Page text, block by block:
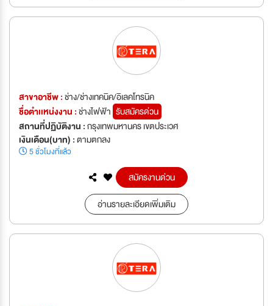
สาขาอาชีพ :ช่าง/ช่างเทคนิค/อิเลคโทรนิค
ชื่อตำเเหน่งงาน :ช่างไฟฟ้า รับสมัครด่วน
สถานที่ปฏิบัติงาน :กรุงเทพมหานคร เขตประเวศ
เงินเดือน(บาท) :ตามตกลง
5 ชั่วโมงที่แล้ว
สมัครงานด่วน
อ่านรายละเอียดเพิ่มเติม